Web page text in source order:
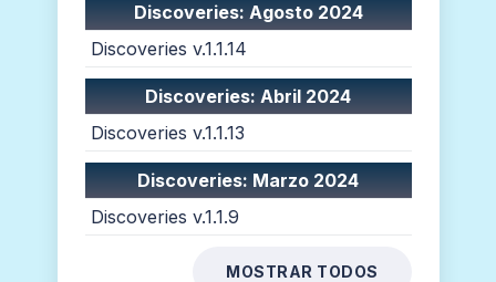
Discoveries: Agosto 2024
Discoveries v.1.1.14
Discoveries: Abril 2024
Discoveries v.1.1.13
Discoveries: Marzo 2024
Discoveries v.1.1.9
MOSTRAR TODOS